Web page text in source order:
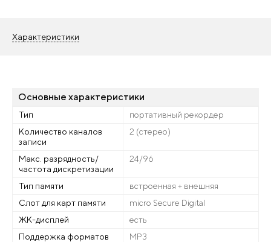
Характеристики
Основные характеристики
Тип
портативный рекордер
Количество каналов
записи
2 (стерео)
Макс. разрядность/
частота дискретизации
24/96
Тип памяти
встроенная + внешняя
Слот для карт памяти
micro Secure Digital
ЖК-дисплей
есть
Поддержка форматов
MP3